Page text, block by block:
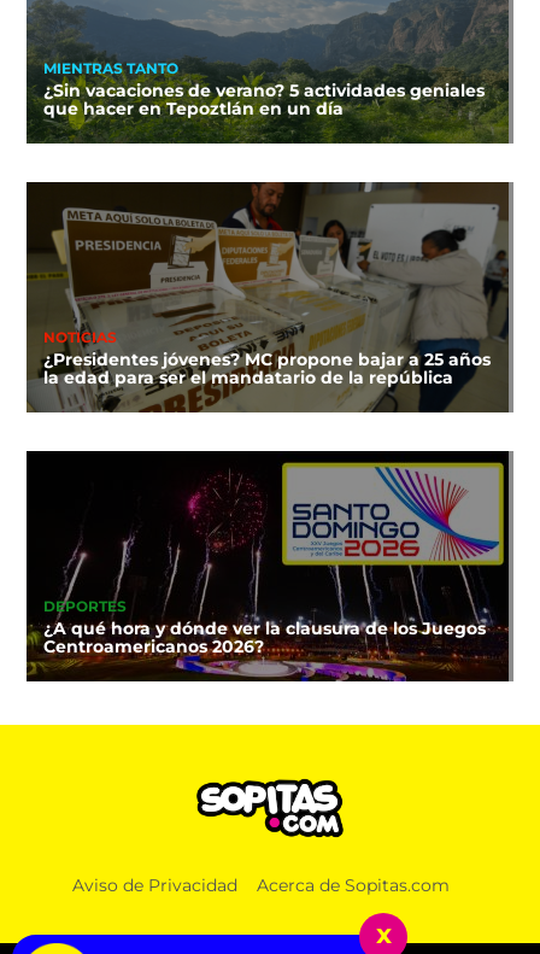
MIENTRAS TANTO
¿Sin vacaciones de verano? 5 actividades geniales
que hacer en Tepoztlán en un día
NOTICIAS
¿Presidentes jóvenes? MC propone bajar a 25 años
la edad para ser el mandatario de la república
DEPORTES
¿A qué hora y dónde ver la clausura de los Juegos
Centroamericanos 2026?
Aviso de Privacidad Acerca de Sopitas.com
x